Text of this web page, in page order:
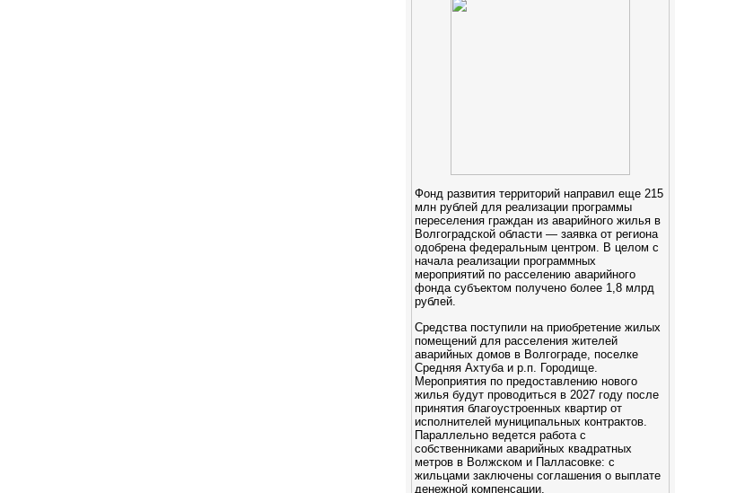
Фонд развития территорий направил еще 215
млн рублей для реализации программы
переселения граждан из аварийного жилья в
Волгоградской области — заявка от региона
одобрена федеральным центром. В целом с
начала реализации программных
мероприятий по расселению аварийного
фонда субъектом получено более 1,8 млрд
рублей.
Средства поступили на приобретение жилых
помещений для расселения жителей
аварийных домов в Волгограде, поселке
Средняя Ахтуба и р.п. Городище.
Мероприятия по предоставлению нового
жилья будут проводиться в 2027 году после
принятия благоустроенных квартир от
исполнителей муниципальных контрактов.
Параллельно ведется работа с
собственниками аварийных квадратных
метров в Волжском и Палласовке: с
жильцами заключены соглашения о выплате
денежной компенсации.